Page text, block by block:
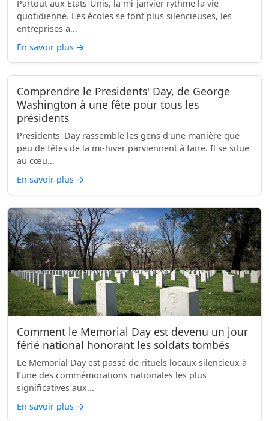
Partout aux États-Unis, la mi-janvier rythme la vie
quotidienne. Les écoles se font plus silencieuses, les
entreprises a...
En savoir plus →
Comprendre le Presidents' Day, de George
Washington à une fête pour tous les
présidents
Presidents' Day rassemble les gens d'une manière que
peu de fêtes de la mi-hiver parviennent à faire. Il se situe
au cœu...
En savoir plus →
Comment le Memorial Day est devenu un jour
férié national honorant les soldats tombés
Le Memorial Day est passé de rituels locaux silencieux à
l’une des commémorations nationales les plus
significatives aux...
En savoir plus →